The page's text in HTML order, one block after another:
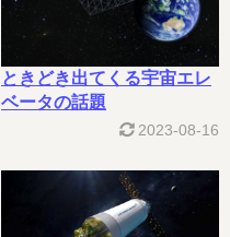
ときどき出てくる宇宙エレ
ベータの話題
2023-08-16